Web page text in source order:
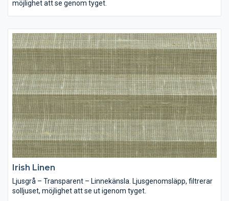
möjlighet att se genom tyget.
Irish Linen
Ljusgrå – Transparent – Linnekänsla. Ljusgenomsläpp, filtrerar
solljuset, möjlighet att se ut igenom tyget.